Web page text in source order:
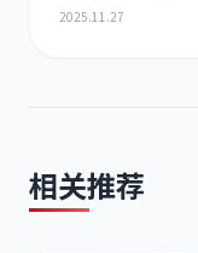
2025.11.27
相关推荐